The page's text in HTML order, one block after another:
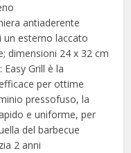
antiaderente
un esterno laccato
dimensioni 24 x 32 cm
Easy Grill è la
per ottime
pressofuso, la
e uniforme, per
del barbecue
2 anni